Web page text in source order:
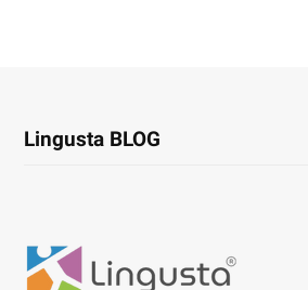
Lingusta BLOG